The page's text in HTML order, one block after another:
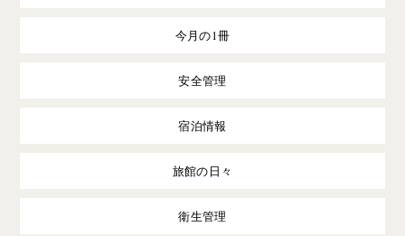
今月の1冊
安全管理
宿泊情報
旅館の日々
衛生管理